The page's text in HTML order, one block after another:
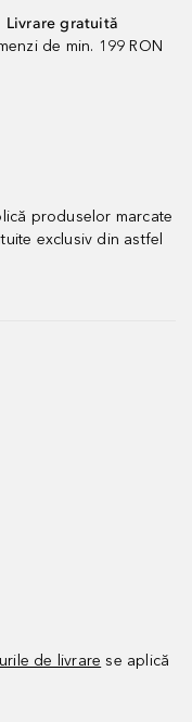
Livrare gratuită
de min. 199 RON
produselor marcate
exclusiv din astfel
de livrare se aplică